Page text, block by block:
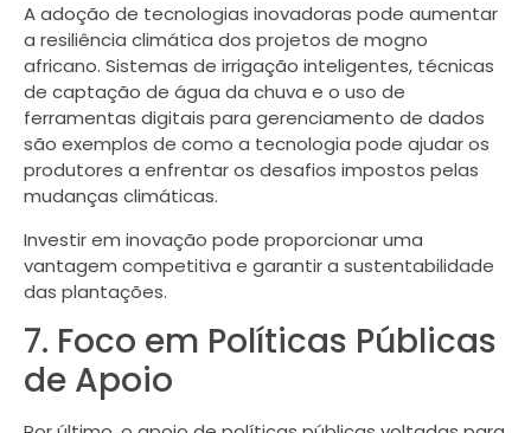
A adoção de tecnologias inovadoras pode aumentar
a resiliência climática dos projetos de mogno
africano. Sistemas de irrigação inteligentes, técnicas
de captação de água da chuva e o uso de
ferramentas digitais para gerenciamento de dados
são exemplos de como a tecnologia pode ajudar os
produtores a enfrentar os desafios impostos pelas
mudanças climáticas.
Investir em inovação pode proporcionar uma
vantagem competitiva e garantir a sustentabilidade
das plantações.
7. Foco em Políticas Públicas
de Apoio